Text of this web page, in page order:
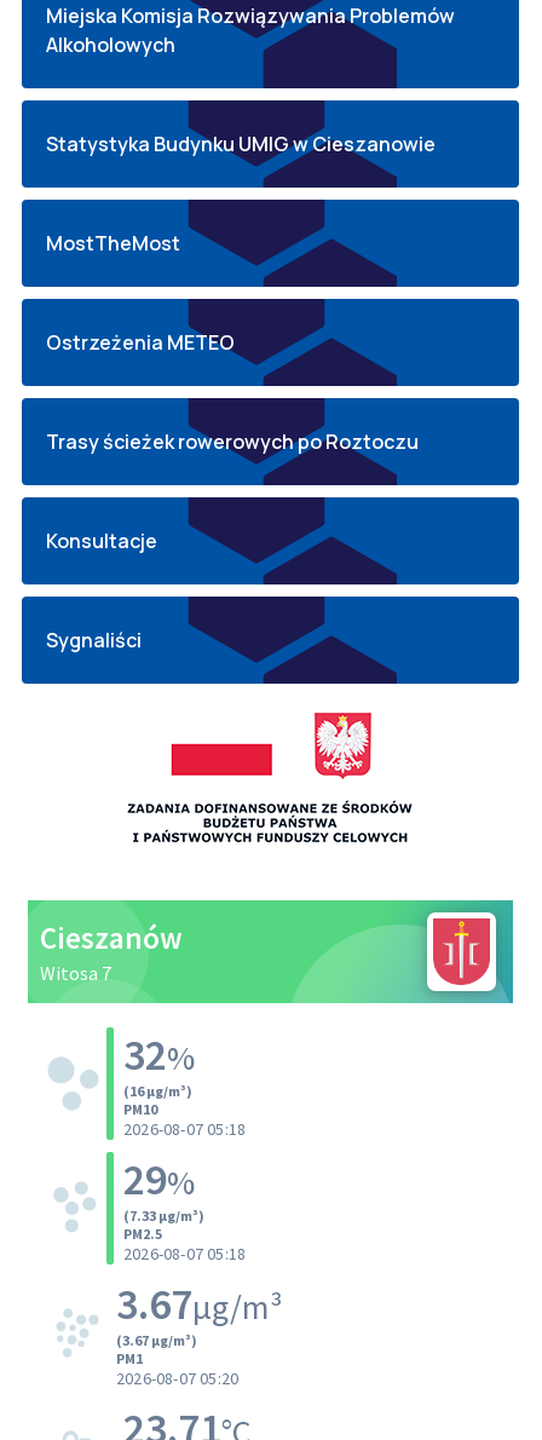
Miejska Komisja Rozwiązywania Problemów
Alkoholowych
Statystyka Budynku UMIG w Cieszanowie
MostTheMost
Ostrzeżenia METEO
Trasy ścieżek rowerowych po Roztoczu
Konsultacje
Sygnaliści